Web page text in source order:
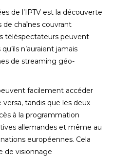
de l’IPTV est la découverte
de chaînes couvrant
téléspectateurs peuvent
n’auraient jamais
de streaming géo-
facilement accéder
versa, tandis que les deux
à la programmation
allemandes et même au
européennes. Cela
de visionnage